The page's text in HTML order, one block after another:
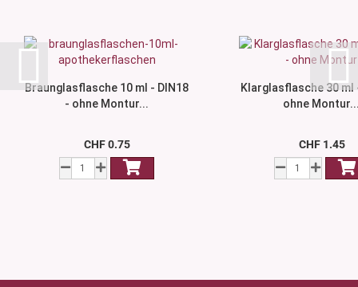
Braunglasflasche 10 ml - DIN18
- ohne Montur...
CHF 0.75
Klarglasflasche 30 ml
ohne
CHF 1.45